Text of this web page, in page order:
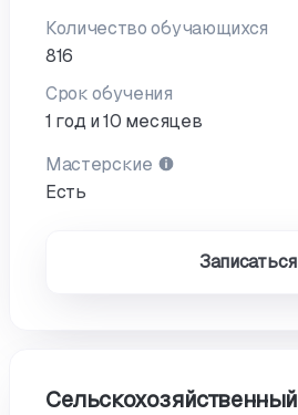
Количество обучающихся
816
Срок обучения
1 год и 10 месяцев
Мастерские
Есть
Записаться
Сельскохозяйственный